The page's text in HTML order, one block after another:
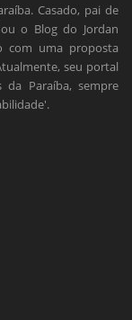
Casado, pai de
o Blog do Jordan
com uma proposta
seu portal
Paraíba, sempre